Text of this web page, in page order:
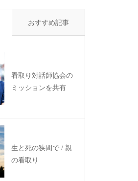
おすすめ記事
看取り対話師協会の
ミッションを共有
生と死の狭間で / 親
の看取り